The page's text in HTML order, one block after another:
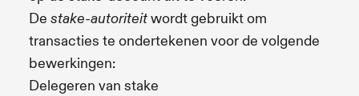
De stake-autoriteit wordt gebruikt om
transacties te ondertekenen voor de volgende
bewerkingen:
Delegeren van stake